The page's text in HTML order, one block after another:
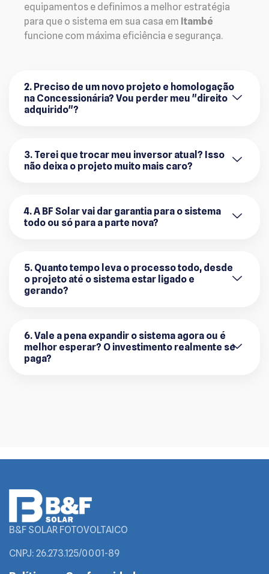
equipamentos e definimos a melhor estratégia
para que o sistema em sua casa em Itambé
funcione com máxima eficiência e segurança.
2. Preciso de um novo projeto e homologação
na Concessionária? Vou perder meu "direito
adquirido"?
3. Terei que trocar meu inversor atual? Isso
não deixa o projeto muito mais caro?
4. A BF Solar vai dar garantia para o sistema
todo ou só para a parte nova?
5. Quanto tempo leva o processo todo, desde
o projeto até o sistema estar ligado e
gerando?
6. Vale a pena expandir o sistema agora ou é
melhor esperar? O investimento realmente se
paga?
B&F SOLAR FOTOVOLTAICO
CNPJ: 26.273.125/0001-89